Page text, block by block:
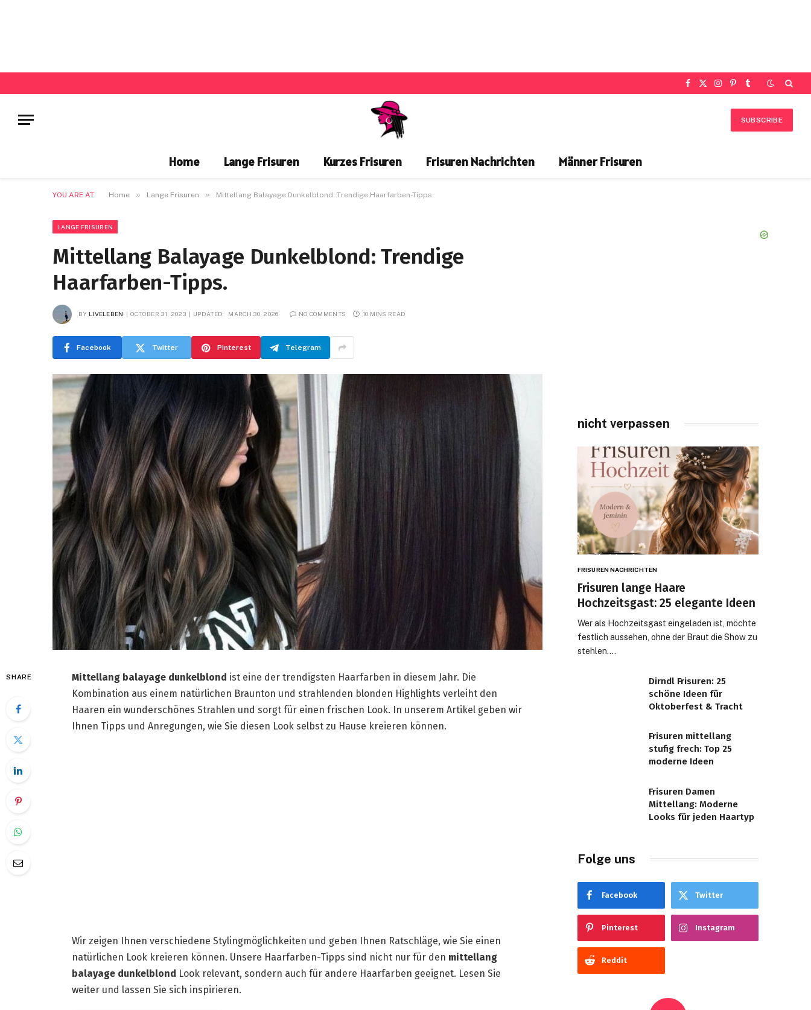
Facebook
X
Instagram
Pinterest
Tumblr
SUBSCRIBE
Home Lange Frisuren Kurzes Frisuren Frisuren Nachrichten Männer Frisuren
YOU ARE AT: Home » Lange Frisuren » Mittellang Balayage Dunkelblond: Trendige Haarfarben-Tipps.
LANGE FRISUREN
Mittellang Balayage Dunkelblond: Trendige
Haarfarben-Tipps.
BY LIVELEBEN OCTOBER 31, 2023 UPDATED: MARCH 30, 2026 NO COMMENTS 10 MINS READ
Facebook Twitter Pinterest Telegram
SHARE Mittellang balayage dunkelblond ist eine der trendigsten Haarfarben in diesem Jahr. Die
Kombination aus einem natürlichen Braunton und strahlenden blonden Highlights verleiht den
Haaren ein wunderschönes Strahlen und sorgt für einen frischen Look. In unserem Artikel geben wir
Ihnen Tipps und Anregungen, wie Sie diesen Look selbst zu Hause kreieren können.
Wir zeigen Ihnen verschiedene Stylingmöglichkeiten und geben Ihnen Ratschläge, wie Sie einen
natürlichen Look kreieren können. Unsere Haarfarben-Tipps sind nicht nur für den mittellang
balayage dunkelblond Look relevant, sondern auch für andere Haarfarben geeignet. Lesen Sie
weiter und lassen Sie sich inspirieren.
nicht verpassen
FRISUREN NACHRICHTEN
Frisuren lange Haare
Hochzeitsgast: 25 elegante Ideen
Wer als Hochzeitsgast eingeladen ist, möchte
festlich aussehen, ohne der Braut die Show zu
stehlen.…
Dirndl Frisuren: 25
schöne Ideen für
Oktoberfest & Tracht
Frisuren mittellang
stufig frech: Top 25
moderne Ideen
Frisuren Damen
Mittellang: Moderne
Looks für jeden Haartyp
Folge uns
Facebook Twitter
Pinterest Instagram
Reddit